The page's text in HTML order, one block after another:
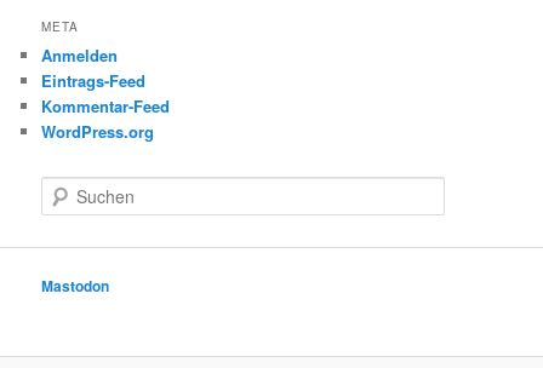
META
Anmelden
Eintrags-Feed
Kommentar-Feed
WordPress.org
u
e
Mastodon